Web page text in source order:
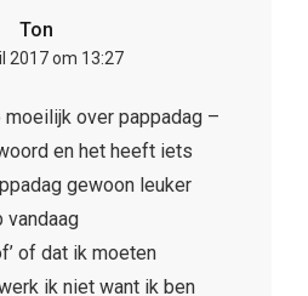
Ton
2017 om 13:27
over pappadag –
en het heeft iets
gewoon leuker
vandaag
of dat ik moeten
ik niet want ik ben